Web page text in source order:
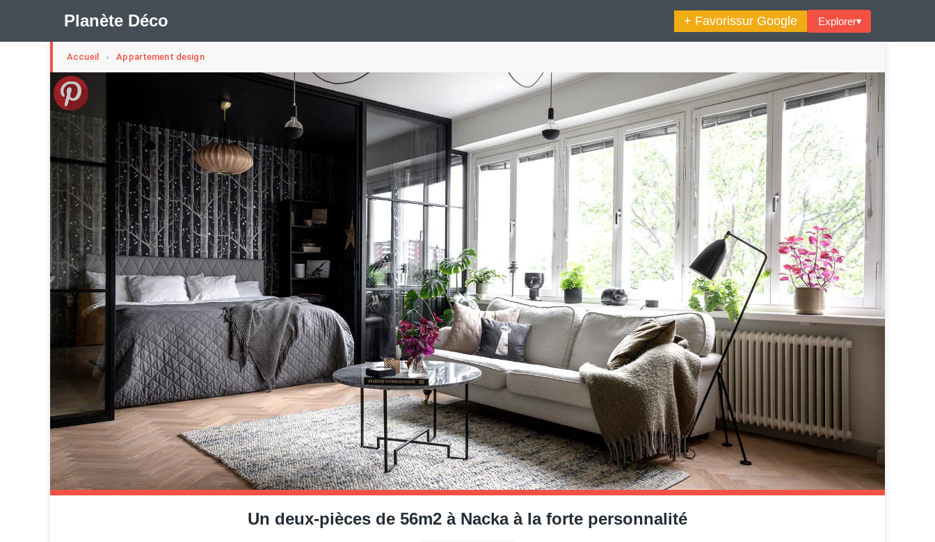
Planète Déco + Favorissur Google Explorer▾
🛍︎ Shop Planète Déco ℹ︎ À propos
Appartement Design Cabanes Decoration Noël Design Suédois En Quelques Photos Idées Déco En 10 Photos La Semaine Décoration Et Design
Maison En Ville
Méli-Mélo Suédois
Publi Reportage Tendance Interieurs Scandinaves La Décoration Selon Votre Signe Astrologique Les Trouvailles Déco Du Jour
Loft
Maison Appartement Écologique
Maison Container/container House Maison D'hôtes Maison Et Appartement Vintage On Décode La Déco Petite Surface
Piscine
Question De Style
Renovation Revue De Week End Tiny House
Accueil › Appartement design
Un deux-pièces de 56m2 à Nacka à la forte personnalité